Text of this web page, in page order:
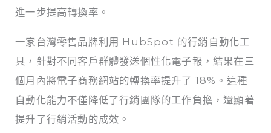
進一步提高轉換率。
一家台灣零售品牌利用 HubSpot 的行銷自動化工
具，針對不同客戶群體發送個性化電子報，結果在三
個月內將電子商務網站的轉換率提升了 18%。這種
自動化能力不僅降低了行銷團隊的工作負擔，還顯著
提升了行銷活動的成效。